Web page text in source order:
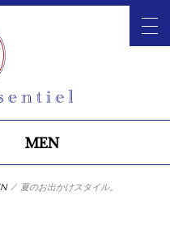
MEN
/ 夏のお出かけスタイル。